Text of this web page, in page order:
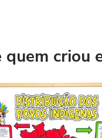
criou